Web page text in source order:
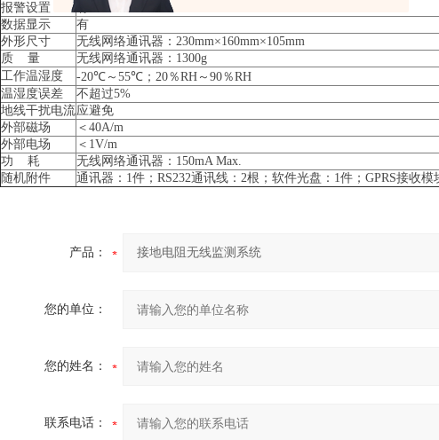
报警设置
数据显示
有
外形尺寸
无线网络通讯器：230mm×160mm×105mm
质 量
无线网络通讯器：1300g
工作温湿度
-20℃～55℃；20％RH～90％RH
温湿度误差
不超过5%
地线干扰电流应避免
外部磁场
＜40A/m
外部电场
＜1V/m
功 耗
无线网络通讯器：150mA Max.
随机附件
通讯器：1件；RS232通讯线：2根；软件光盘：1件；GPRS接收
产品：
您的单位：
您的姓名：
联系电话：